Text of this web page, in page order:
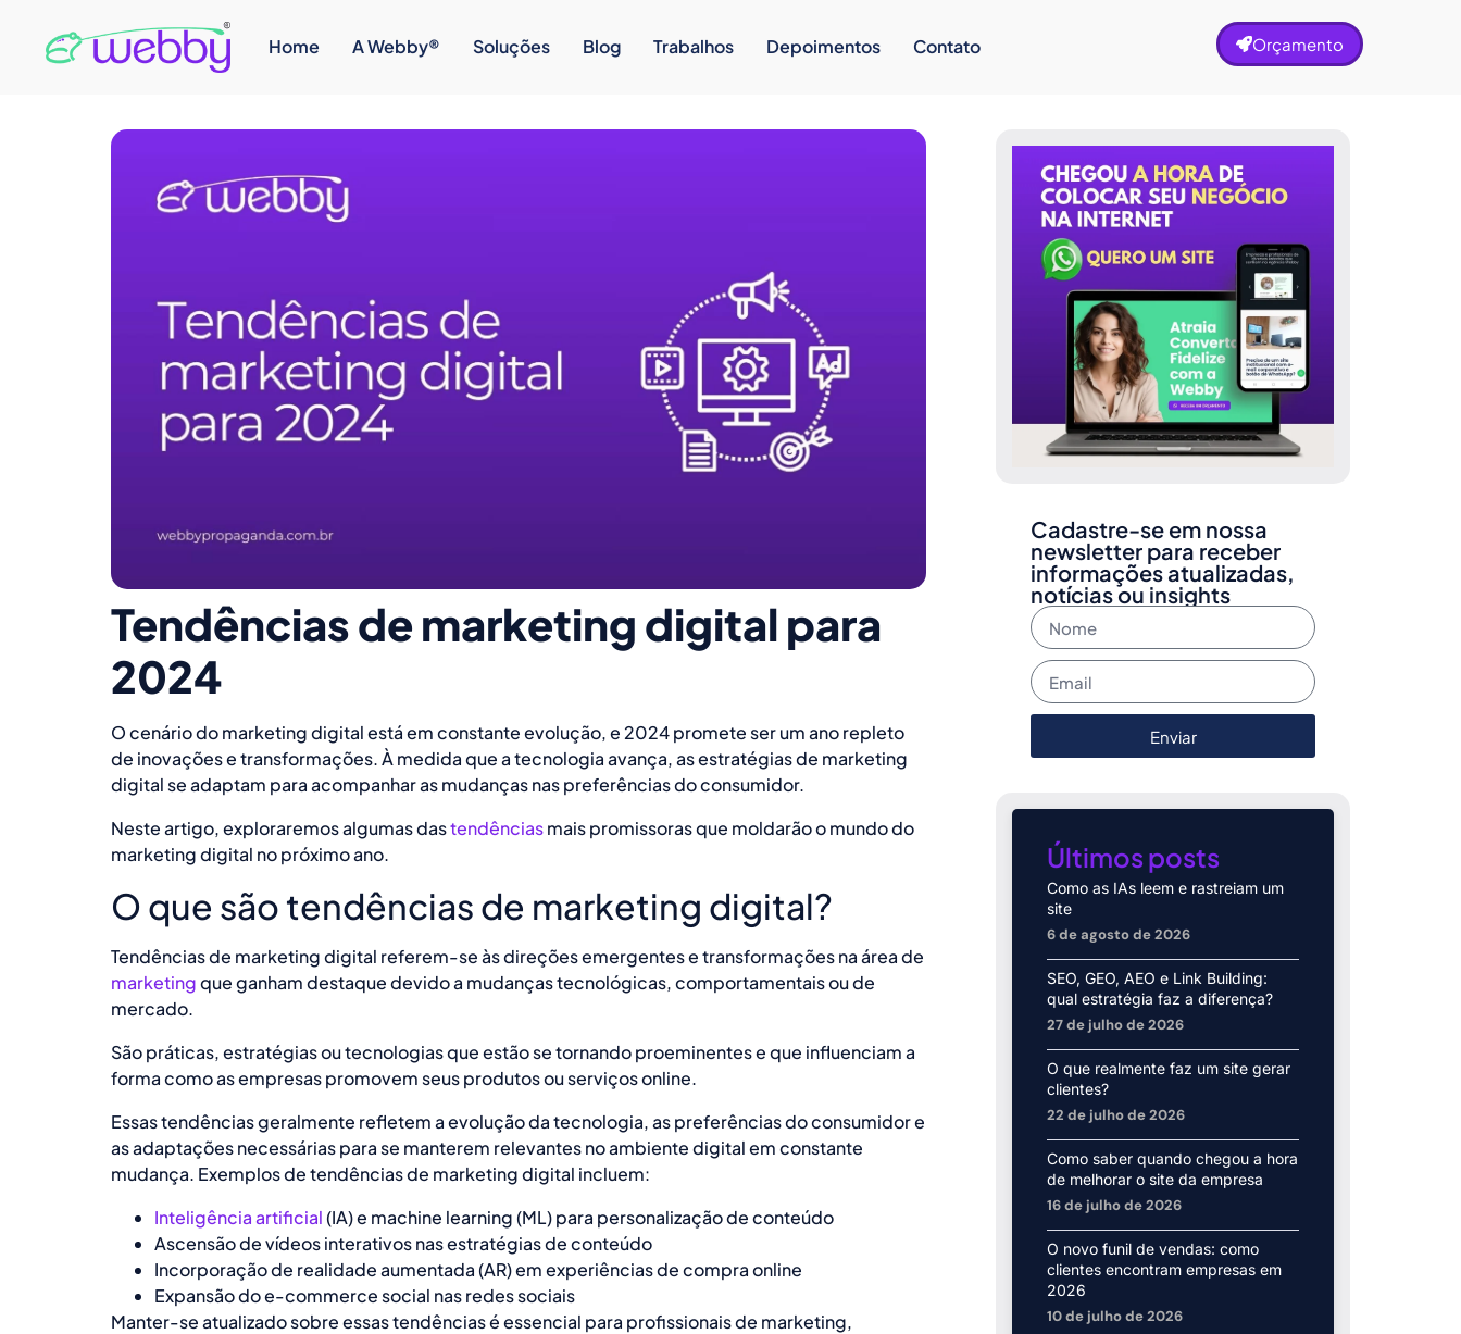
Home A Webby® Soluções Blog Trabalhos Depoimentos Contato Orçamento
Tendências de marketing digital para
2024
O cenário do marketing digital está em constante evolução, e 2024 promete ser um ano repleto
de inovações e transformações. À medida que a tecnologia avança, as estratégias de marketing
digital se adaptam para acompanhar as mudanças nas preferências do consumidor.
Neste artigo, exploraremos algumas dastendênciasmais promissoras que moldarão o mundo do
marketing digital no próximo ano.
O que são tendências de marketing digital?
Tendências de marketing digital referem-se às direções emergentes e transformações na área de
marketingque ganham destaque devido a mudanças tecnológicas, comportamentais ou de
mercado.
São práticas, estratégias ou tecnologias que estão se tornando proeminentes e que influenciam a
forma como as empresas promovem seus produtos ou serviços online.
Essas tendências geralmente refletem a evolução da tecnologia, as preferências do consumidor e
as adaptações necessárias para se manterem relevantes no ambiente digital em constante
mudança. Exemplos de tendências de marketing digital incluem:
Inteligência artificial(IA) e machine learning (ML) para personalização de conteúdo
Ascensão de vídeos interativos nas estratégias de conteúdo
Incorporação de realidade aumentada (AR) em experiências de compra online
Expansão do e-commerce social nas redes sociais
Manter-se atualizado sobre essas tendências é essencial para profissionais de marketing,
Cadastre-se em nossa
newsletter para receber
informações atualizadas,
notícias ou insights
Enviar
Últimos posts
Como as IAs leem e rastreiam um
site
6 de agosto de 2026
SEO, GEO, AEO e Link Building:
qual estratégia faz a diferença?
27 de julho de 2026
O que realmente faz um site gerar
clientes?
22 de julho de 2026
Como saber quando chegou a hora
de melhorar o site da empresa
16 de julho de 2026
O novo funil de vendas: como
clientes encontram empresas em
2026
10 de julho de 2026